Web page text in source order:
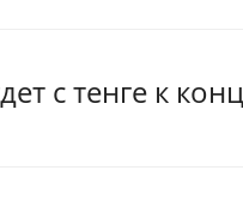
с тенге к